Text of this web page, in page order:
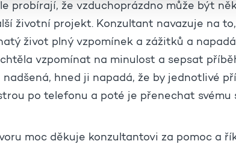
probírají, že vzduchoprázdno může být
životní projekt. Konzultant navazuje na
život plný vzpomínek a zážitků a
vzpomínat na minulost a sepsat
nadšená, hned ji napadá, že by jednotlivé
po telefonu a poté je přenechat svému
moc děkuje konzultantovi za pomoc a